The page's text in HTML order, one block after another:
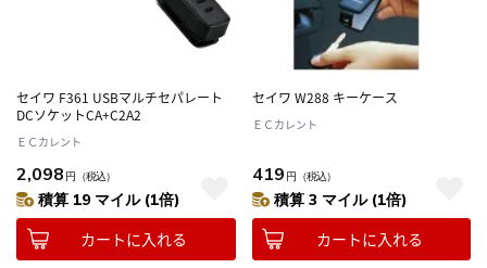
セイワ F361 USBマルチセパレート
DCソケットCA+C2A2
ＥＣカレント
2,098 円 （税込）
積算 19 マイル (1倍)
カートに入れる
セイワ W288 キーケース
ＥＣカレント
419 円 （税込）
積算 3 マイル (1倍)
カートに入れる